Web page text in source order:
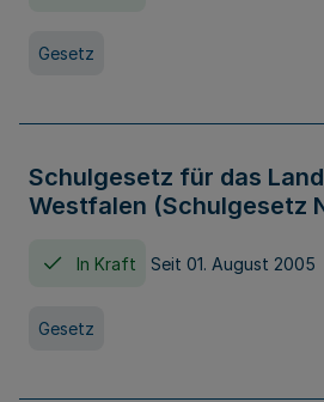
Gesetz
Schulgesetz für das
Westfalen (Schulgesetz
In Kraft Seit 01. August 2005
Gesetz